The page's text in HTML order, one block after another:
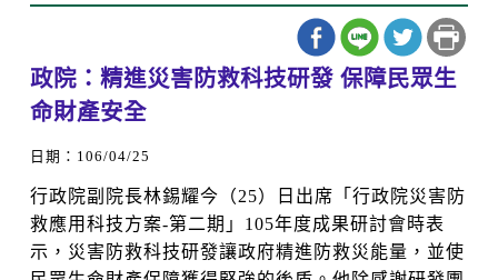
:::
政院：精進災害防救科技研發 保障民眾生
命財產安全
日期：106/04/25
行政院副院長林錫耀今（25）日出席「行政院災害防
救應用科技方案-第二期」105年度成果研討會時表
示，災害防救科技研發讓政府精進防救災能量，並使